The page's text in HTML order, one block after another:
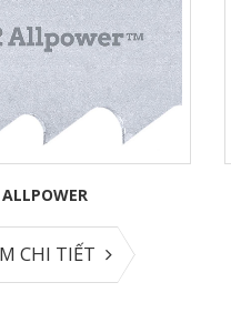
POWERMAX
CHI TIẾT